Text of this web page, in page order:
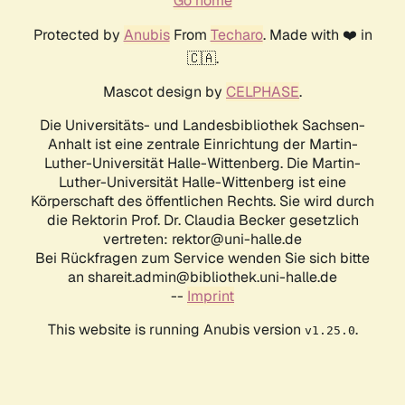
Protected by AnubisFrom Techaro. Made with ❤️ in
🇨🇦.
Mascot design by CELPHASE.
Die Universitäts- und Landesbibliothek Sachsen-
Anhalt ist eine zentrale Einrichtung der Martin-
Luther-Universität Halle-Wittenberg. Die Martin-
Luther-Universität Halle-Wittenberg ist eine
Körperschaft des öffentlichen Rechts. Sie wird durch
die Rektorin Prof. Dr. Claudia Becker gesetzlich
vertreten: rektor@uni-halle.de
Bei Rückfragen zum Service wenden Sie sich bitte
an shareit.admin@bibliothek.uni-halle.de
-- Imprint
This website is running Anubis version v1.25.0.